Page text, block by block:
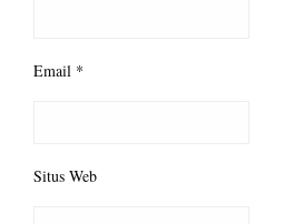
Email *
Situs Web